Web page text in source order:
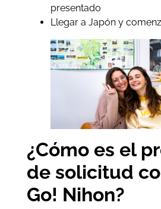
presentado
Llegar a Japón y
¿Cómo es el
de solicitud
Go! Nihon?